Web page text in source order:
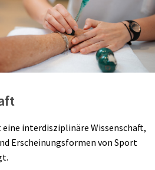
interdisziplinäre Wissenschaft,
Erscheinungsformen von Sport